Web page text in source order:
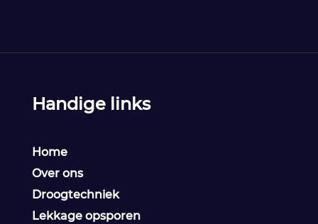
Handige links
Home
Over ons
Droogtechniek
Lekkage opsporen